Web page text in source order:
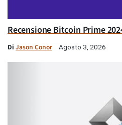
Recensione Bitcoin Prime
Di Jason Conor Agosto 3, 2026